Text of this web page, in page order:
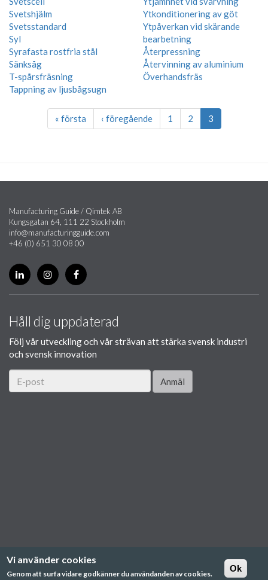
Svetshjälm
Svetsstandard
Syl
Syrafasta rostfria stål
Sänksåg
T-spårsfräsning
Tappning av ljusbågsugn
Ytkonditionering av göt
Ytpåverkan vid skärande
bearbetning
Återpressning
Återvinning av aluminium
Överhandsfräs
« första ‹ föregående 1 2 3
Manufacturing Guide / Qimtek AB
Kungsgatan 64, 111 22 Stockholm
info@manufacturingguide.com
+46 (0) 651 30 08 00
Håll dig uppdaterad
Följ vår utveckling och vår strävan att stärka svensk industri
och svensk innovation
Anmäl
Vi använder cookies
Genom att surfa vidare godkänner du användanden av cookies.
Ok